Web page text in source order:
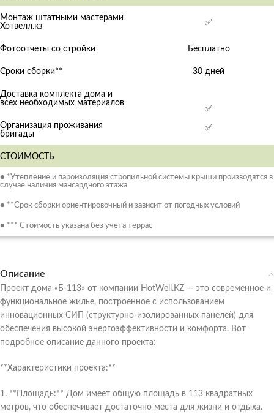
Монтаж штатными мастерами
Хотвелл.кз
✅
Фотоотчеты со стройки Бесплатно
Сроки сборки** 30 дней
Доставка комплекта дома и
всех необходимых материалов
✅
Организация проживания
бригады
✅
СТОИМОСТЬ
● *Утепление и пароизоляция стропильной системы крыши производятся в
случае наличия мансардного этажа
● **Срок сборки ориентировочный и зависит от погодных условий
● *** Стоимость указана без учёта террас
Описание
Проект дома «Б-113» от компании HotWell.KZ — это современное и
функциональное жилье, построенное с использованием
инновационных СИП (структурно-изолированных панелей) для
обеспечения высокой энергоэффективности и комфорта. Вот
подробное описание данного проекта:
**Характеристики проекта:**
1. **Площадь:** Дом имеет общую площадь в 113 квадратных
метров, что обеспечивает достаточно места для жизни и отдыха.